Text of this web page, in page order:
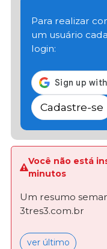
Para realizar
um usuário
login:
Cadastre-se
Você não está
minutos
Um resumo
3tres3.com.br
ver último